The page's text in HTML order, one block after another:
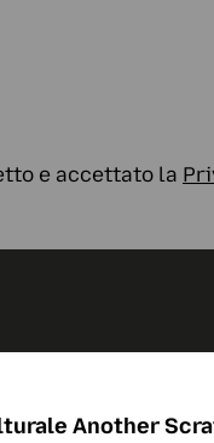
e accettato la
Another